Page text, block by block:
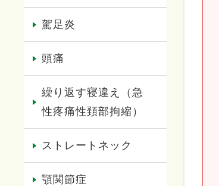
駕足炎
頭痛
繰り返す寝違え（急
性疼痛性頚部拘縮）
ストレートネック
顎関節症